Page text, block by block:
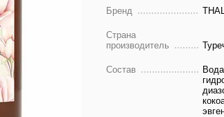
Бренд
Страна
производитель
Состав